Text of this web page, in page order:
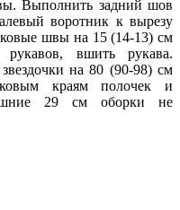
Выполнить задний шов
воротник к вырезу
швы на 15 (14-13) cм
вшить рукава.
на 80 (90-98) см
краям полочек и
29 cм оборки не